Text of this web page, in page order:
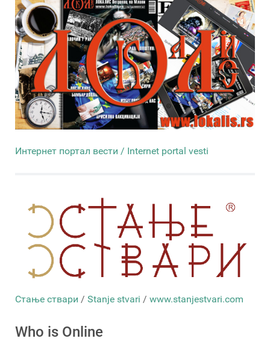
Интернет портал вести / Internet portal vesti
Стање ствари / Stanje stvari / www.stanjestvari.com
Who is Online